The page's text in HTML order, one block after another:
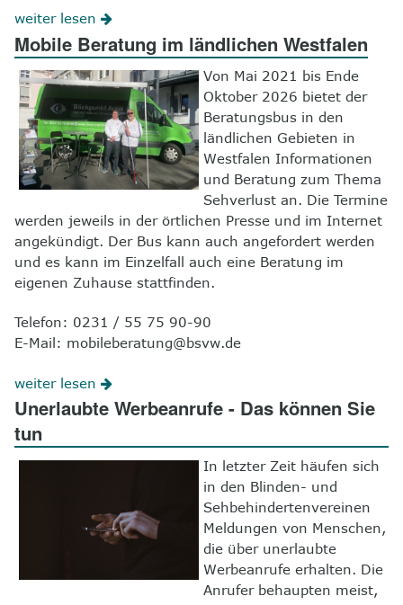
weiter lesen
Mobile Beratung im ländlichen Westfalen
Von Mai 2021 bis Ende
Oktober 2026 bietet der
Beratungsbus in den
ländlichen Gebieten in
Westfalen Informationen
und Beratung zum Thema
Sehverlust an. Die Termine
werden jeweils in der örtlichen Presse und im Internet
angekündigt. Der Bus kann auch angefordert werden
und es kann im Einzelfall auch eine Beratung im
eigenen Zuhause stattfinden.
Telefon: 0231 / 55 75 90-90
E-Mail: mobileberatung@bsvw.de
weiter lesen
Unerlaubte Werbeanrufe - Das können Sie
tun
In letzter Zeit häufen sich
in den Blinden- und
Sehbehindertenvereinen
Meldungen von Menschen,
die über unerlaubte
Werbeanrufe erhalten. Die
Anrufer behaupten meist,